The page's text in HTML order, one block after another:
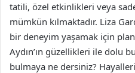
tatili, özel etkinlikleri veya
mümkün kılmaktadır. Liza
bir deneyim yaşamak için
Aydın’ın güzellikleri ile dolu
bulmaya ne dersiniz?